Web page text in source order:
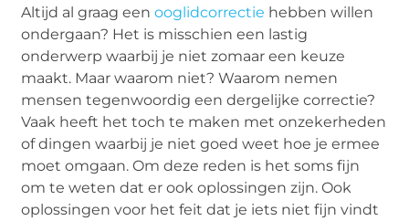
Altijd al graag eenooglidcorrectie hebben willen
ondergaan? Het is misschien een lastig
onderwerp waarbij je niet zomaar een keuze
maakt. Maar waarom niet? Waarom nemen
mensen tegenwoordig een dergelijke correctie?
Vaak heeft het toch te maken met onzekerheden
of dingen waarbij je niet goed weet hoe je ermee
moet omgaan. Om deze reden is het soms fijn
om te weten dat er ook oplossingen zijn. Ook
oplossingen voor het feit dat je iets niet fijn vindt